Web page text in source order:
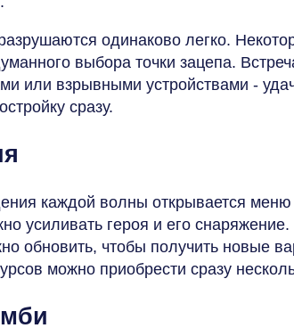
одинаково легко.
выбора точки зацепа.
или взрывными устройствами -
сразу.
каждой волны открывается
усиливать героя и его
обновить, чтобы получить новые
можно приобрести сразу